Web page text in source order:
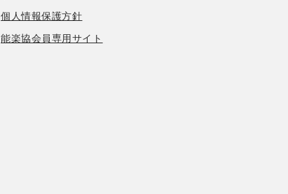
個人情報保護方針
能楽協会員専用サイト